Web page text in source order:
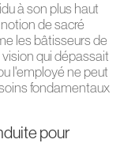
à son plus haut
de sacré
les bâtisseurs de
qui dépassait
l'employé ne peut
fondamentaux
pour